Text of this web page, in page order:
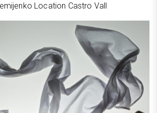
Location Castro Vall